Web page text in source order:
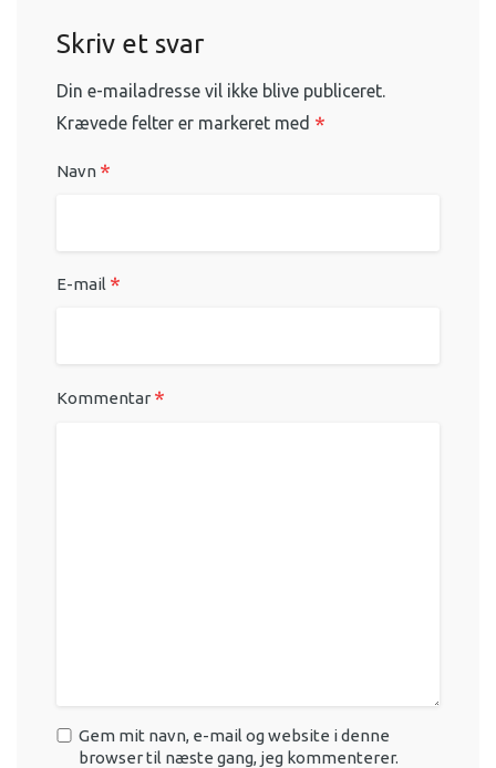
Skriv et svar
Din e-mailadresse vil ikke blive publiceret.
Krævede felter er markeret med *
Navn *
E-mail *
Kommentar *
Gem mit navn, e-mail og website i denne
browser til næste gang, jeg kommenterer.